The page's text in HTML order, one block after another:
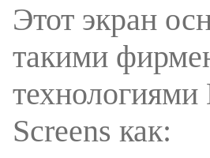
Этот экран
такими
технологиями
Screens как: